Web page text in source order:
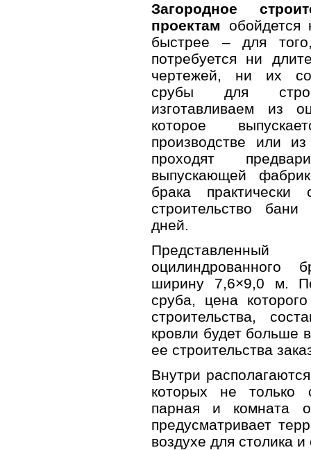
Загородное
проектам
быстрее – для
потребуется ни
чертежей, ни их
срубы для
изготавливаем из
которое
производстве или
проходят
выпускающей
брака
строительство
дней.
ширину 7,6×9,0 м.
сруба, цена
строительства,
кровли будет больше
ее строительства
Внутри
которых не только
парная и комната
предусматривает
воздухе для столика и